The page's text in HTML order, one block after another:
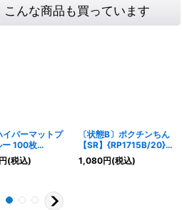
んな商品も買っています
イパーマットプ
ー 100枚
【サプライ】
円(税込)
〔状態B〕ポクチンちん
【SR】{RP1715B/20}
《無》
1,080円(税込)